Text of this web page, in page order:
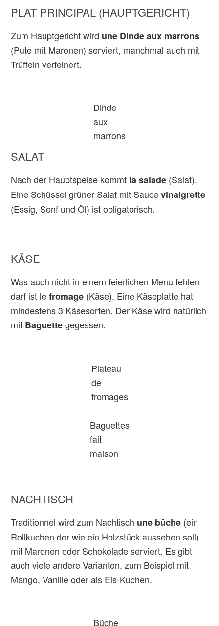
PLAT PRINCIPAL (HAUPTGERICHT)
Zum Hauptgericht wird une Dinde aux marrons
(Pute mit Maronen) serviert, manchmal auch mit
Trüffeln verfeinert.
Dinde
aux
marrons
SALAT
Nach der Hauptspeise kommt la salade (Salat).
Eine Schüssel grüner Salat mit Saucevinaigrette
(Essig, Senf und Öl) ist obligatorisch.
KÄSE
Was auch nicht in einem feierlichen Menu fehlen
darf ist lefromage (Käse). Eine Käseplatte hat
mindestens 3 Käsesorten. Der Käse wird natürlich
mit Baguettegegessen.
Plateau
de
fromages
Baguettes
fait
maison
NACHTISCH
Traditionnel wird zum Nachtisch une bûche (ein
Rollkuchen der wie ein Holzstück aussehen soll)
mit Maronen oder Schokolade serviert. Es gibt
auch viele andere Varianten, zum Beispiel mit
Mango, Vanille oder als Eis-Kuchen.
Bûche